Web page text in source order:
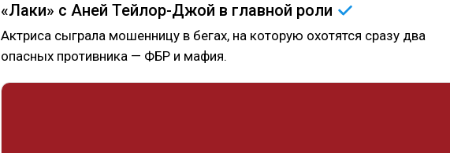
«Лаки» с Аней Тейлор-Джой в главной роли
Актриса сыграла мошенницу в бегах, на которую охотятся сразу два
опасных противника — ФБР и мафия.